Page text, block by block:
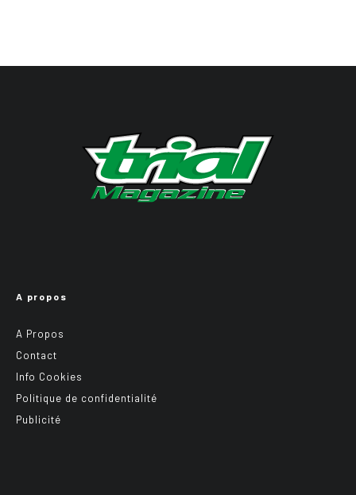
A propos
A Propos
Contact
Info Cookies
Politique de confidentialité
Publicité